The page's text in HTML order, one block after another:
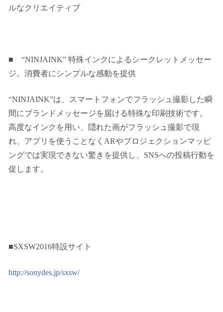
ルなクリエイティブ
■ “NINJAINK” 特殊インクによるシークレットメッセー
ジ。消費者にシンプルな感動を提供
“NINJAINK”は、スマートフォンでフラッシュ撮影した瞬
間にブランドメッセージを届ける特殊な印刷技術です。
高度なインクを用い、隠れた画がフラッシュ撮影で現
れ、アプリを使うことなくARやプロジェクションマッピ
ングでは実現できない驚きを提供し、SNSへの投稿行動を
促します。
■SXSW2016特設サイト
http://sonydes.jp/sxsw/